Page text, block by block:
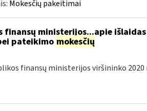
Mokesčių pakeitimai
finansų ministerijos...apie išlaidas
pateikimo mokesčių
finansų ministerijos viršininko 2020